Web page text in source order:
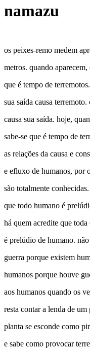
namazu
os peixes-remo medem
metros. quando aparecem,
que é tempo de
sua saída causa
causa sua saída. hoje,
sabe-se que é tempo de
as relações da causa e
e efluxo de humanos, por
são totalmente
que todo humano é
há quem acredite que toda
é prelúdio de humano. não
guerra porque existem
humanos porque houve
aos humanos quando os
resta contar a lenda de
planta se esconde como
e sabe como provocar